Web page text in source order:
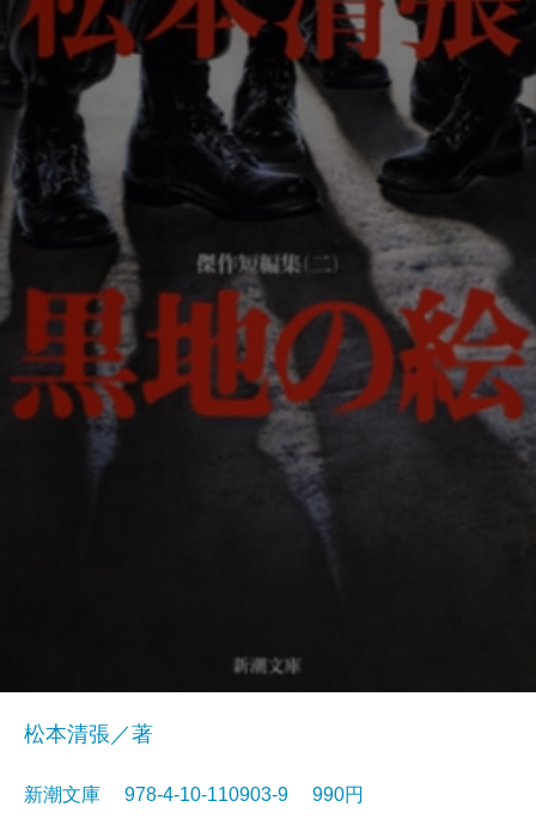
松本清張／著
新潮文庫 978-4-10-110903-9 990円